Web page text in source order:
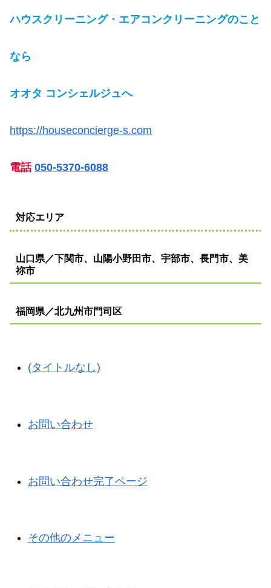
ハウスクリーニング・エアコンクリーニングのこと
なら
オオタ コンシェルジュへ
https://houseconcierge-s.com
電話 050-5370-6088
対応エリア
山口県／下関市、山陽小野田市、宇部市、長門市、美
祢市
福岡県／北九州市門司区
(タイトルなし)
お問い合わせ
お問い合わせ完了ページ
その他のメニュー